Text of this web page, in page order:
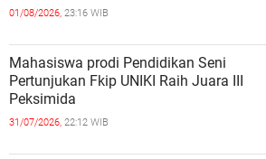
01/08/2026, 23:16 WIB
Mahasiswa prodi Pendidikan Seni
Pertunjukan Fkip UNIKI Raih Juara III
Peksimida
31/07/2026, 22:12 WIB